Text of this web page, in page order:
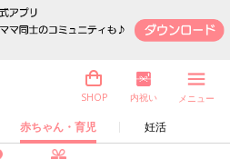
赤ちゃん・育児 妊活
SHOP 内祝い メニュー